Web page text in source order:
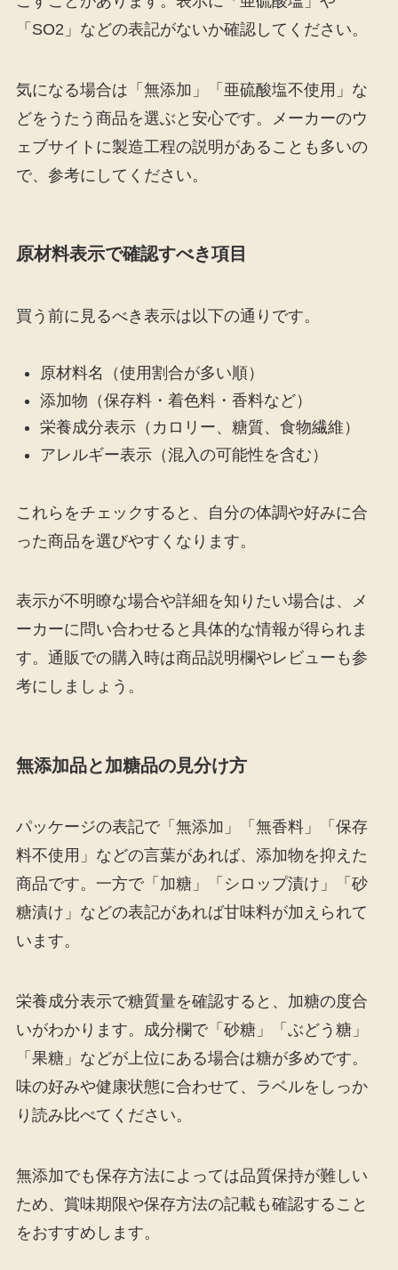
「SO2」などの表記がないか確認してください。
気になる場合は「無添加」「亜硫酸塩不使用」な
どをうたう商品を選ぶと安心です。メーカーのウ
ェブサイトに製造工程の説明があることも多いの
で、参考にしてください。
原材料表示で確認すべき項目
買う前に見るべき表示は以下の通りです。
原材料名（使用割合が多い順）
添加物（保存料・着色料・香料など）
栄養成分表示（カロリー、糖質、食物繊維）
アレルギー表示（混入の可能性を含む）
これらをチェックすると、自分の体調や好みに合
った商品を選びやすくなります。
表示が不明瞭な場合や詳細を知りたい場合は、メ
ーカーに問い合わせると具体的な情報が得られま
す。通販での購入時は商品説明欄やレビューも参
考にしましょう。
無添加品と加糖品の見分け方
パッケージの表記で「無添加」「無香料」「保存
料不使用」などの言葉があれば、添加物を抑えた
商品です。一方で「加糖」「シロップ漬け」「砂
糖漬け」などの表記があれば甘味料が加えられて
います。
栄養成分表示で糖質量を確認すると、加糖の度合
いがわかります。成分欄で「砂糖」「ぶどう糖」
「果糖」などが上位にある場合は糖が多めです。
味の好みや健康状態に合わせて、ラベルをしっか
り読み比べてください。
無添加でも保存方法によっては品質保持が難しい
ため、賞味期限や保存方法の記載も確認すること
をおすすめします。